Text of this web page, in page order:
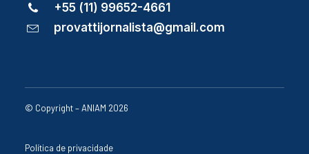
+55 (11) 99652-4661
provattijornalista@gmail.com
© Copyright – ANIAM 2026
Política de privacidade